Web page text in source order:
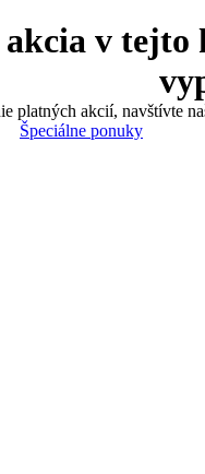
v
platných akcií, navštívte
Špeciálne ponuky